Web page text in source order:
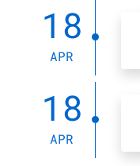
18
APR
18
APR